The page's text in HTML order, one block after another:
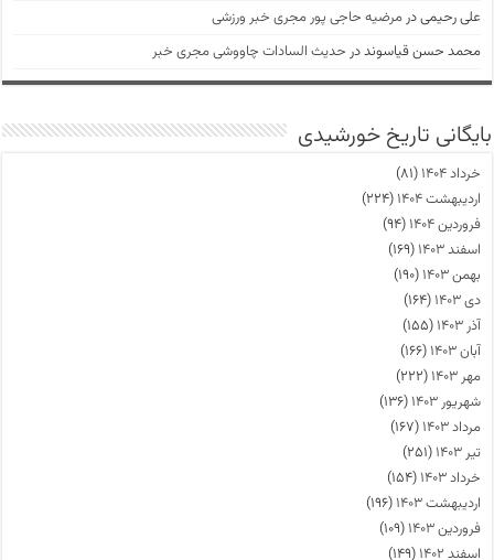
علی رحیمیدرمرضیه حاجی پور مجری خبر ورزشی
محمد حسن قیاسونددر حدیث السادات چاووشی مجری خبر
بایگانی تاریخ خورشیدی
خرداد ۱۴۰۴
(۸۱)
اردیبهشت ۱۴۰۴
(۲۲۴)
فروردین ۱۴۰۴
(۹۴)
اسفند ۱۴۰۳
(۱۶۹)
بهمن ۱۴۰۳
(۱۹۰)
دی ۱۴۰۳
(۱۶۴)
آذر ۱۴۰۳
(۱۵۵)
آبان ۱۴۰۳
(۱۶۶)
مهر ۱۴۰۳
(۲۲۲)
شهریور ۱۴۰۳
(۱۳۶)
مرداد ۱۴۰۳
(۱۶۷)
تیر ۱۴۰۳
(۲۵۱)
خرداد ۱۴۰۳
(۱۵۴)
اردیبهشت ۱۴۰۳
(۱۹۶)
فروردین ۱۴۰۳
(۱۰۹)
اسفند ۱۴۰۲
(۱۴۹)